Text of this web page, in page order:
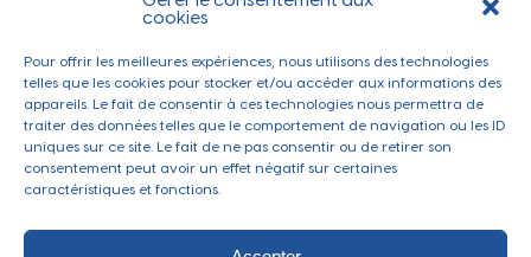
cookies
Pour offrir les meilleures expériences, nous utilisons des technologies
telles que les cookies pour stocker et/ou accéder aux informations des
appareils. Le fait de consentir à ces technologies nous permettra de
traiter des données telles que le comportement de navigation ou les ID
uniques sur ce site. Le fait de ne pas consentir ou de retirer son
consentement peut avoir un effet négatif sur certaines
caractéristiques et fonctions.
BESOIN D'INFORMATIONS
Contactez-nous